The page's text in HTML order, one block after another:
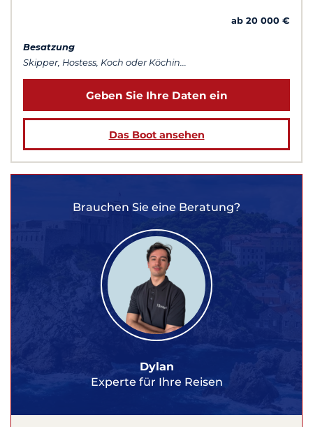
ab 20 000 €
Besatzung
Skipper, Hostess, Koch oder Köchin...
Geben Sie Ihre Daten ein
Das Boot ansehen
Brauchen Sie eine Beratung?
Dylan
Experte für Ihre Reisen